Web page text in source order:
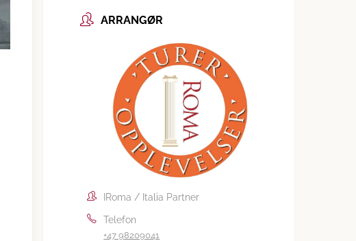
ARRANGØR
IRoma / Italia Partner
Telefon
+47 98209041